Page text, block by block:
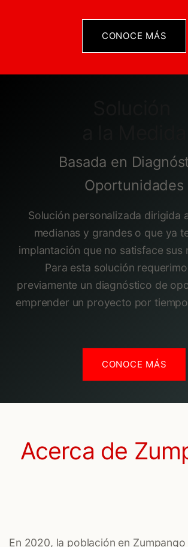
CONOCE ​​MÁS
Basada en
Oportunidades
Solución personalizada dirigida
medianas y grandes o que ya
implantación que no satisface sus
Para esta solución
previamente un diagnóstico de
emprender un proyecto por
CONOCE MÁS
Acerca de
En 2020, la población en